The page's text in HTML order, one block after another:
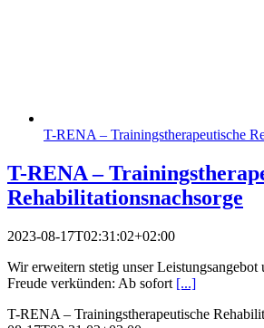
T-RENA – Trainingstherapeutische
T-RENA –
Rehabilitationsnachsorge
2023-08-17T02:31:02+02:00
Wir erweitern stetig unser
Freude verkünden: Ab sofort [...]
T-RENA – Trainingstherapeutische